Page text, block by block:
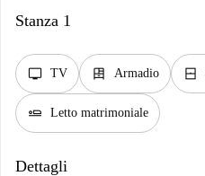
Stanza 1
tv TV dresser Armadio window_closed
airline_seat_flat Letto matrimoniale
Dettagli